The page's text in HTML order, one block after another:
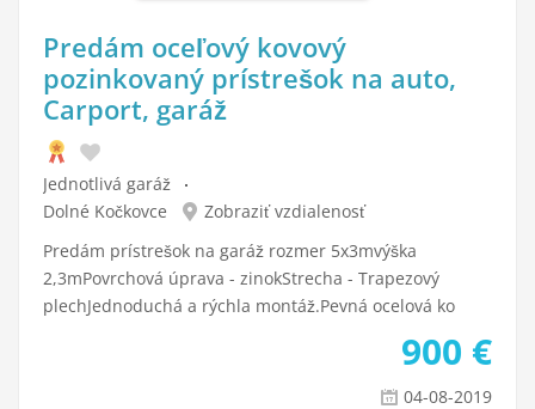
Predám oceľový kovový
pozinkovaný prístrešok na auto,
Carport, garáž
Jednotlivá garáž
Dolné Kočkovce
Zobraziť vzdialenosť
Predám prístrešok na garáž rozmer 5x3mvýška
2,3mPovrchová úprava - zinokStrecha - Trapezový
plechJednoduchá a rýchla montáž.Pevná ocelová ko
900 €
04-08-2019